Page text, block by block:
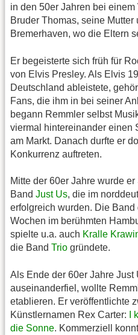
in den 50er Jahren bei
Bruder Thomas, seine
Bremerhaven, wo die Eltern
Er begeisterte sich früh für
von Elvis Presley. Als Elvis
Deutschland ableistete,
Fans, die ihm in bei seiner
begann Remmler selbst
viermal hintereinander einen
am Markt. Danach durfte er
Konkurrenz auftreten.
Mitte der 60er Jahre wurde
Band Just Us, die im
erfolgreich wurden. Die Band
Wochen im berühmten
spielte u.a. auch Kralle
die Band Trio gründete.
Als Ende der 60er Jahre Just
auseinanderfiel, wollte
etablieren. Er veröffentlichte
Künstlernamen Rex Carter:
I
die Sonne. Kommerziell